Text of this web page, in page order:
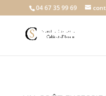
04 67 35 99 69